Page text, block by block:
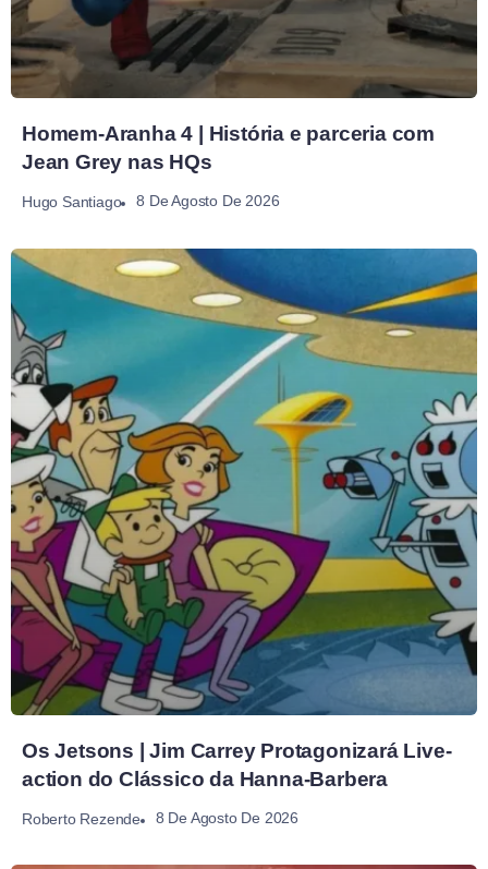
Homem-Aranha 4 | História e parceria com
Jean Grey nas HQs
Hugo Santiago 8 De Agosto De 2026
Os Jetsons | Jim Carrey Protagonizará Live-
action do Clássico da Hanna-Barbera
Roberto Rezende 8 De Agosto De 2026